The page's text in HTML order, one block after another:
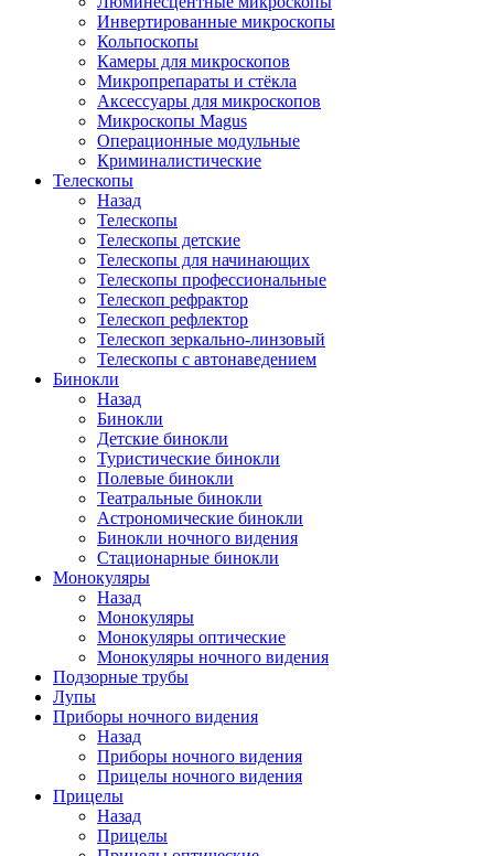
Инвертированные микроскопы
Кольпоскопы
Камеры для микроскопов
Микропрепараты и стёкла
Аксессуары для микроскопов
Микроскопы Magus
Операционные модульные
Криминалистические
Телескопы
Назад
Телескопы
Телескопы детские
Телескопы для начинающих
Телескопы профессиональные
Телескоп рефрактор
Телескоп рефлектор
Телескоп зеркально-линзовый
Телескопы с автонаведением
Бинокли
Назад
Бинокли
Детские бинокли
Туристические бинокли
Полевые бинокли
Театральные бинокли
Астрономические бинокли
Бинокли ночного видения
Стационарные бинокли
Монокуляры
Назад
Монокуляры
Монокуляры оптические
Монокуляры ночного видения
Подзорные трубы
Лупы
Приборы ночного видения
Назад
Приборы ночного видения
Прицелы ночного видения
Прицелы
Назад
Прицелы